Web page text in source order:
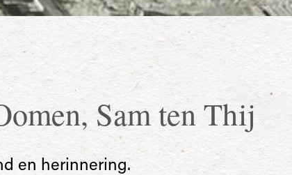
, Sam ten Thij
en herinnering.